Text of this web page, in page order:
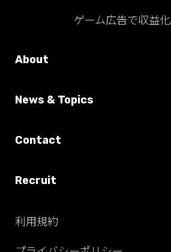
ゲーム広告で収益化
About
News & Topics
Contact
Recruit
利用規約